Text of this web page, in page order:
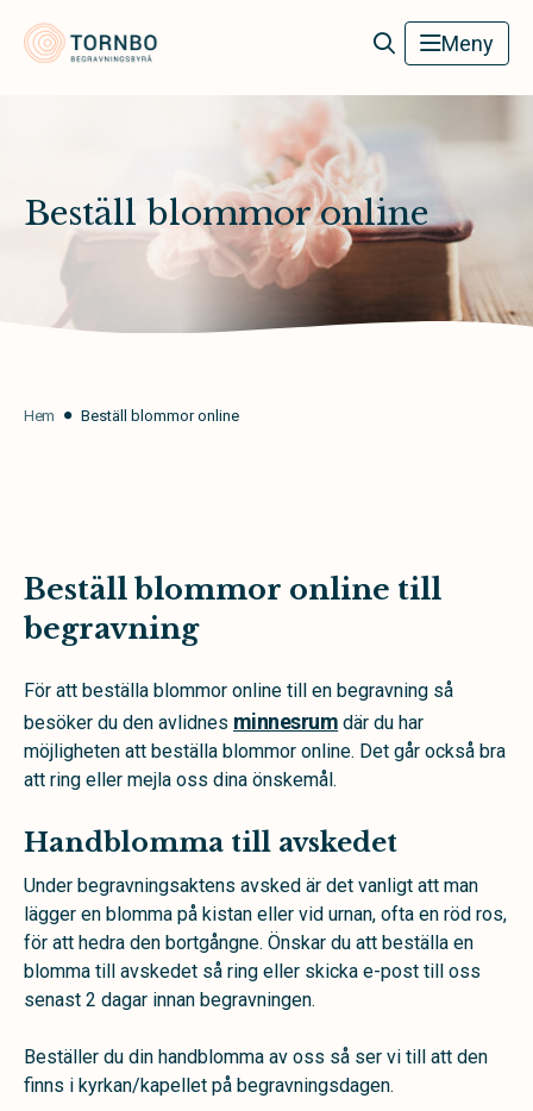
Tornbo Begravningsbyrå Meny
Beställ blommor online
Hem Beställ blommor online
Beställ blommor online till
begravning
För att beställa blommor online till en begravning så
besöker du den avlidnes minnesrum där du har
möjligheten att beställa blommor online. Det går också bra
att ring eller mejla oss dina önskemål.
Handblomma till avskedet
Under begravningsaktens avsked är det vanligt att man
lägger en blomma på kistan eller vid urnan, ofta en röd ros,
för att hedra den bortgångne. Önskar du att beställa en
blomma till avskedet så ring eller skicka e-post till oss
senast 2 dagar innan begravningen.
Beställer du din handblomma av oss så ser vi till att den
finns i kyrkan/kapellet på begravningsdagen.